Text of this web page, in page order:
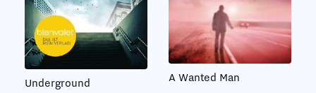
Underground A Wanted Man